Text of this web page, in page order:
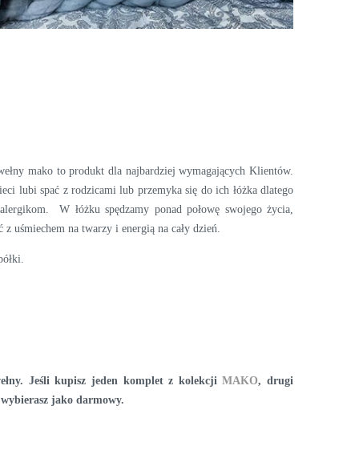
mako to produkt dla najbardziej wymagających Klientów.
lubi spać z rodzicami lub przemyka się do ich łóżka dlatego
W łóżku spędzamy ponad połowę swojego życia,
uśmiechem na twarzy i energią na cały dzień.
Jeśli kupisz jeden komplet z kolekcjiMAKO, drugi
jako darmowy.